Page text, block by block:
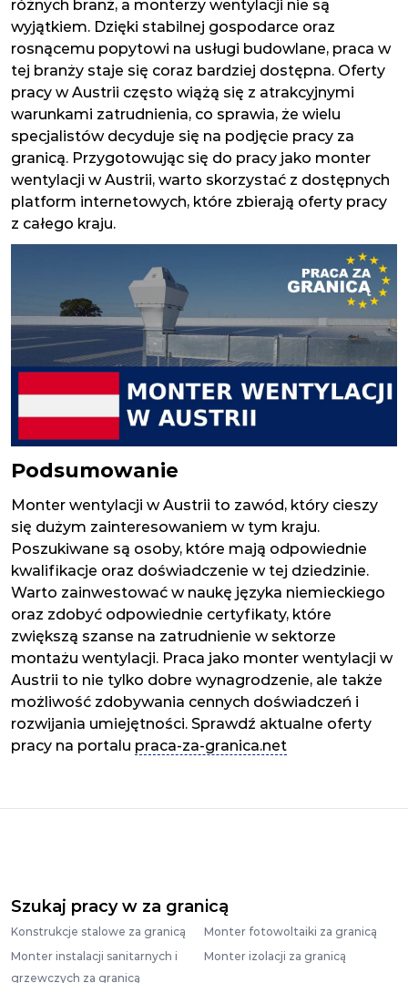
różnych branż, a monterzy wentylacji nie są
wyjątkiem. Dzięki stabilnej gospodarce oraz
rosnącemu popytowi na usługi budowlane, praca w
tej branży staje się coraz bardziej dostępna. Oferty
pracy w Austrii często wiążą się z atrakcyjnymi
warunkami zatrudnienia, co sprawia, że wielu
specjalistów decyduje się na podjęcie pracy za
granicą. Przygotowując się do pracy jako monter
wentylacji w Austrii, warto skorzystać z dostępnych
platform internetowych, które zbierają oferty pracy
z całego kraju.
Podsumowanie
Monter wentylacji w Austrii to zawód, który cieszy
się dużym zainteresowaniem w tym kraju.
Poszukiwane są osoby, które mają odpowiednie
kwalifikacje oraz doświadczenie w tej dziedzinie.
Warto zainwestować w naukę języka niemieckiego
oraz zdobyć odpowiednie certyfikaty, które
zwiększą szanse na zatrudnienie w sektorze
montażu wentylacji. Praca jako monter wentylacji w
Austrii to nie tylko dobre wynagrodzenie, ale także
możliwość zdobywania cennych doświadczeń i
rozwijania umiejętności. Sprawdź aktualne oferty
pracy na portalu praca-za-granica.net
Szukaj pracy w za granicą
Konstrukcje stalowe za granicą
Monter fotowoltaiki za granicą
Monter instalacji sanitarnych i
grzewczych za granicą
Monter izolacji za granicą